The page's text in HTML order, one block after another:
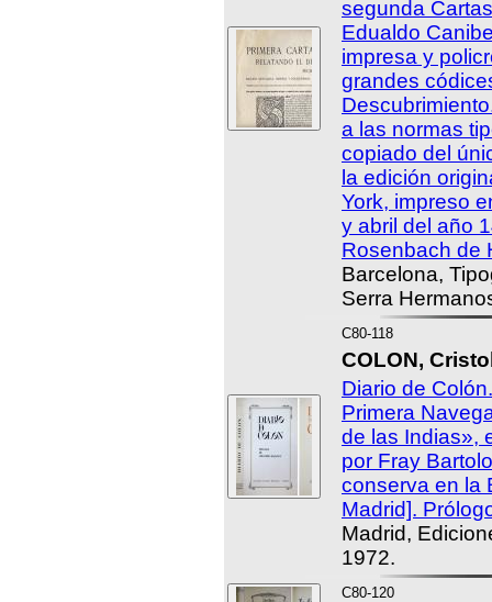
segunda
Edualdo
impresa y
grandes
a las normas
copiado del
la edición
York, impreso
y abril del año
Rosenbach de
Barcelona,
Serra
C80-118
COLON,
Diario de
Primera
de las Indias»,
por Fray
conserva en la
Madrid].
Madrid,
1972.
C80-120